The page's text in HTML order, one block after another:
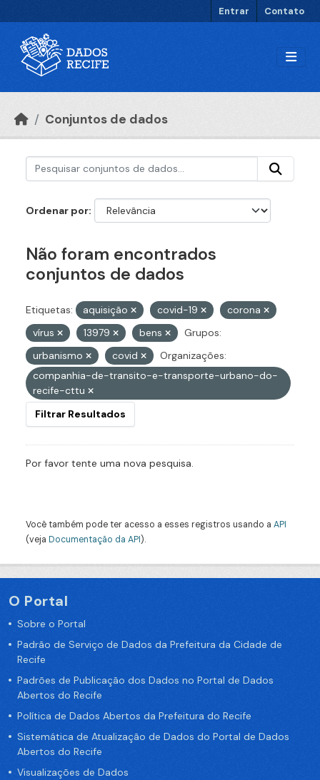
Entrar Contato
Conjuntos de dados
Ordenar por
Não foram encontrados
conjuntos de dados
Etiquetas: aquisição covid-19
corona
vírus
13979 bens
Grupos:
urbanismo
covid
Organizações:
companhia-de-transito-e-transporte-urbano-do-
recife-cttu
Filtrar Resultados
Por favor tente uma nova pesquisa.
Você também pode ter acesso a esses registros usando a API
(veja Documentação da API).
O Portal
Sobre o Portal
Padrão de Serviço de Dados da Prefeitura da Cidade de
Recife
Padrões de Publicação dos Dados no Portal de Dados
Abertos do Recife
Política de Dados Abertos da Prefeitura do Recife
Sistemática de Atualização de Dados do Portal de Dados
Abertos do Recife
Visualizações de Dados